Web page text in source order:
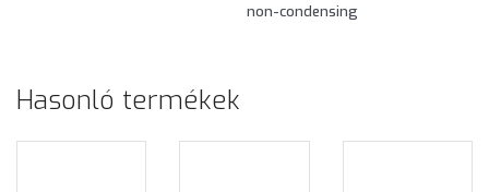
non-condensing
Hasonló termékek